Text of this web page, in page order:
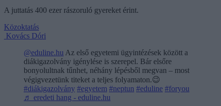
A juttatás 400 ezer rászoruló gyereket érint.
Közoktatás
Kovács Dóri
@eduline.hu Az első egyetemi ügyintézések között a
diákigazolvány igénylése is szerepel. Bár elsőre
bonyolultnak tűnhet, néhány lépésből megvan – most
végigvezetünk titeket a teljes folyamaton.😉
#diákigazolvány #egyetem #neptun #eduline #foryou
♬ eredeti hang - eduline.hu